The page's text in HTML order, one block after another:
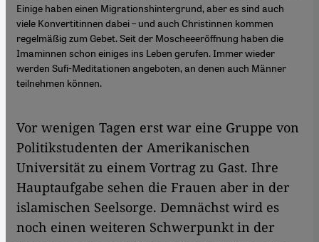
Einige haben einen Migrationshintergrund, aber es sind auch
viele Konvertitinnen dabei – und auch Christinnen kommen
regelmäßig zum Gebet. Seit der Moscheeeröffnung haben die
Imaminnen schon einiges ins Leben gerufen. Immer wieder
werden Sufi-Meditationen angeboten, an denen auch Männer
teilnehmen können.
Vor wenigen Tagen erst war eine Gruppe von
Politikstudenten der Amerikanischen
Universität zu einem Vortrag zu Gast. Ihre
Hauptaufgabe sehen die Frauen aber in der
islamischen Seelsorge. Demnächst wird es
noch einen weiteren Schwerpunkt in der